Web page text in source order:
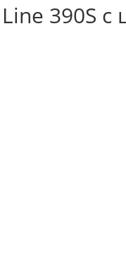
390S